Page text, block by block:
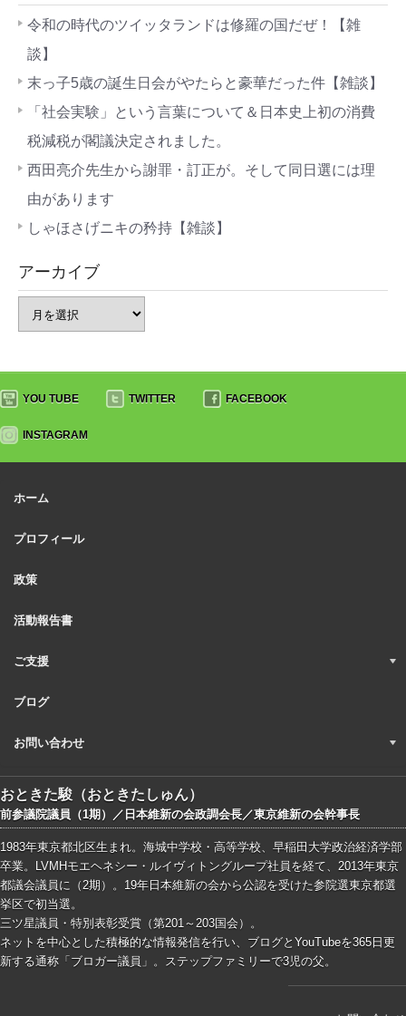
令和の時代のツイッタランドは修羅の国だぜ！【雑
談】
末っ子5歳の誕生日会がやたらと豪華だった件【雑談】
「社会実験」という言葉について＆日本史上初の消費
税減税が閣議決定されました。
西田亮介先生から謝罪・訂正が。そして同日選には理
由があります
しゃほさげニキの矜持【雑談】
アーカイブ
YOU TUBE TWITTER FACEBOOK
INSTAGRAM
ホーム
プロフィール
政策
活動報告書
ご支援
ブログ
お問い合わせ
おときた駿（おときたしゅん）
前参議院議員（1期）／日本維新の会政調会長／東京維新の会幹事長
1983年東京都北区生まれ。海城中学校・高等学校、早稲田大学政治経済学部
卒業。LVMHモエヘネシー・ルイヴィトングループ社員を経て、2013年東京
都議会議員に（2期）。19年日本維新の会から公認を受けた参院選東京都選
挙区で初当選。
三ツ星議員・特別表彰受賞（第201～203国会）。
ネットを中心とした積極的な情報発信を行い、ブログとYouTubeを365日更
新する通称「ブロガー議員」。ステップファミリーで3児の父。